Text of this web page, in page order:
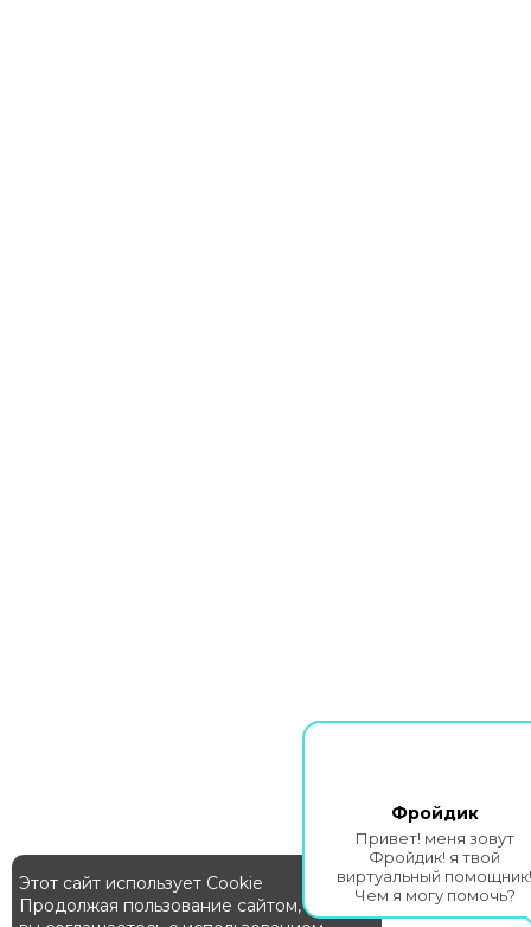
Фройдик
Привет! меня зовут
Фройдик! я твой
виртуальный помощник!
Чем я могу помочь?
Этот сайт использует Cookie
Продолжая пользование сайтом,